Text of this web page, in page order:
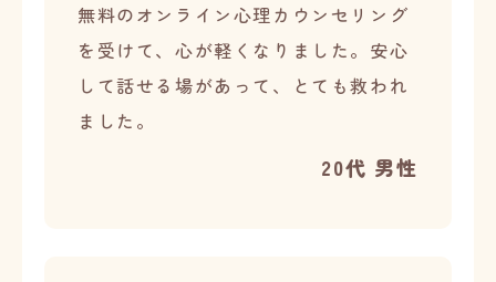
無料のオンライン心理カウンセリング
を受けて、心が軽くなりました。安心
して話せる場があって、とても救われ
ました。
20代 男性